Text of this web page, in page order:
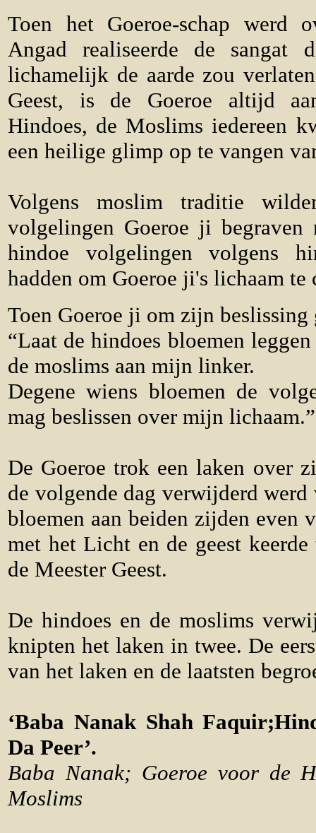
Toen het Goeroe-schap werd
Angad realiseerde de sangat
lichamelijk de aarde zou
Geest, is de Goeroe altijd
Hindoes, de Moslims iedereen
een heilige glimp op te vangen
Volgens moslim traditie
volgelingen Goeroe ji
hindoe volgelingen volgens
hadden om Goeroe ji's lichaam te
Toen Goeroe ji om zijn beslissing
“Laat de hindoes bloemen
de moslims aan mijn linker.
Degene wiens bloemen de
mag beslissen over mijn lichaam.”
De Goeroe trok een laken over
de volgende dag verwijderd werd
bloemen aan beiden zijden even
met het Licht en de geest
de Meester Geest.
De hindoes en de moslims
knipten het laken in twee. De
van het laken en de laatsten
‘Baba Nanak Shah
Da Peer’.
Baba Nanak; Goeroe voor de
Moslims